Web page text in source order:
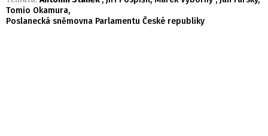
Tomio Okamura,
Poslanecká sněmovna Parlamentu České republiky